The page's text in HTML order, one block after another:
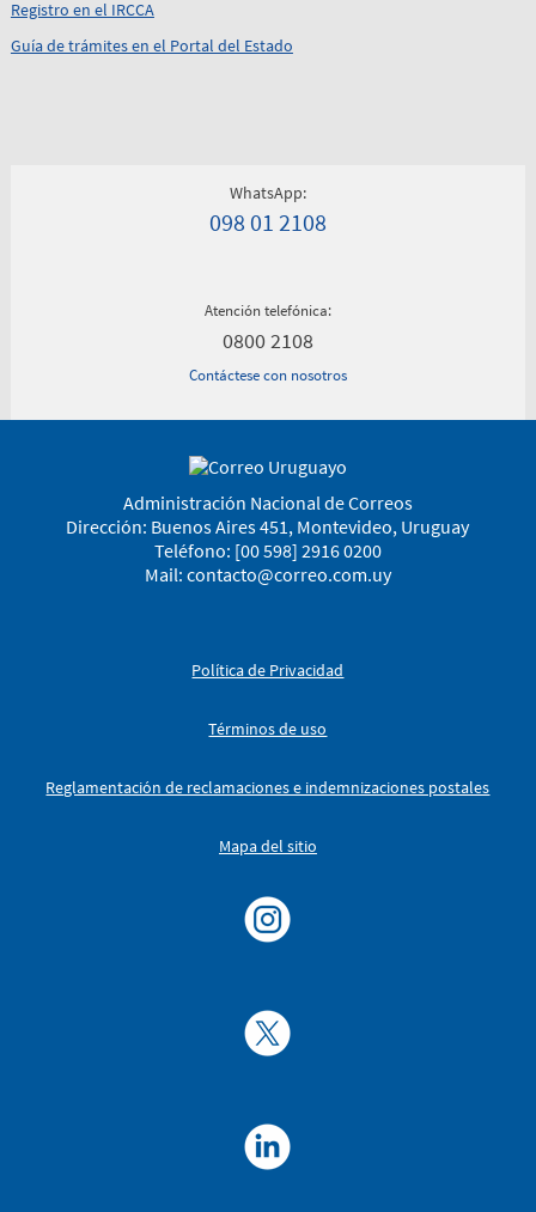
Registro en el IRCCA
Guía de trámites en el Portal del Estado
WhatsApp:
098 01 2108
Atención telefónica:
0800 2108
Contáctese con nosotros
Administración Nacional de Correos
Dirección: Buenos Aires 451, Montevideo, Uruguay
Teléfono: [00 598] 2916 0200
Mail: contacto@correo.com.uy
Política de Privacidad
Términos de uso
Reglamentación de reclamaciones e indemnizaciones postales
Mapa del sitio